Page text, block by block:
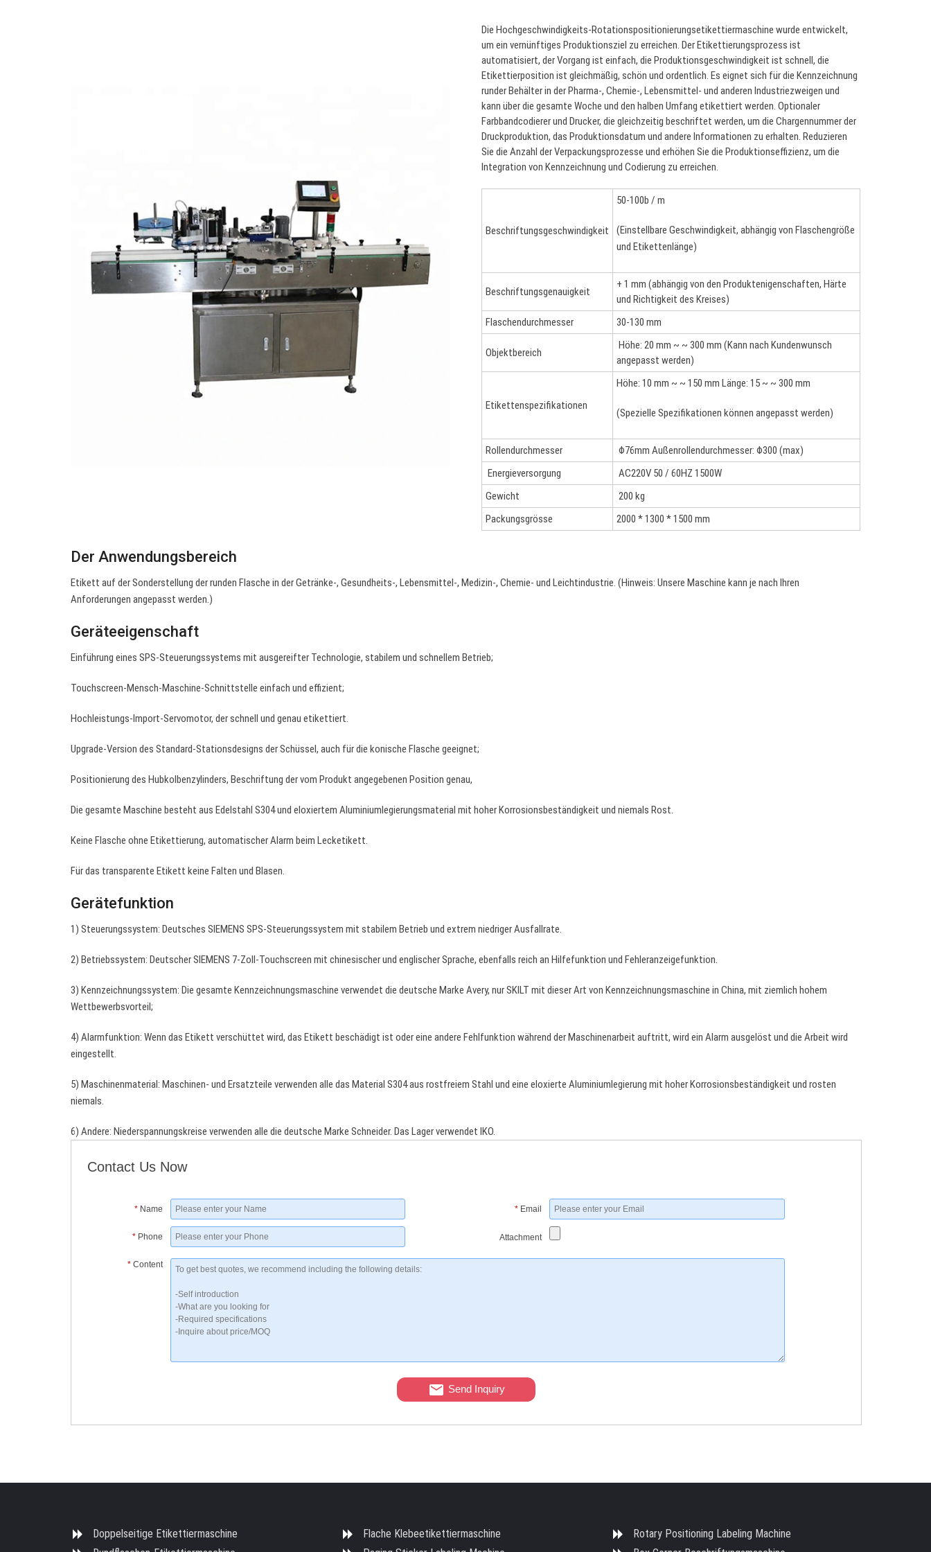
Die Hochgeschwindigkeits-Rotationspositionierungsetikettiermaschine wurde entwickelt,
um ein vernünftiges Produktionsziel zu erreichen. Der Etikettierungsprozess ist
automatisiert, der Vorgang ist einfach, die Produktionsgeschwindigkeit ist schnell, die
Etikettierposition ist gleichmäßig, schön und ordentlich. Es eignet sich für die Kennzeichnung
runder Behälter in der Pharma-, Chemie-, Lebensmittel- und anderen Industriezweigen und
kann über die gesamte Woche und den halben Umfang etikettiert werden. Optionaler
Farbbandcodierer und Drucker, die gleichzeitig beschriftet werden, um die Chargennummer der
Druckproduktion, das Produktionsdatum und andere Informationen zu erhalten. Reduzieren
Sie die Anzahl der Verpackungsprozesse und erhöhen Sie die Produktionseffizienz, um die
Integration von Kennzeichnung und Codierung zu erreichen.
Beschriftungsgeschwindigkeit
50-100b / m
(Einstellbare Geschwindigkeit, abhängig von Flaschengröße
und Etikettenlänge)
Beschriftungsgenauigkeit
+ 1 mm (abhängig von den Produktenigenschaften, Härte
und Richtigkeit des Kreises)
Flaschendurchmesser
30-130 mm
Objektbereich
Höhe: 20 mm ~ ~ 300 mm (Kann nach Kundenwunsch
angepasst werden)
Etikettenspezifikationen
Höhe: 10 mm ~ ~ 150 mm Länge: 15 ~ ~ 300 mm
(Spezielle Spezifikationen können angepasst werden)
Rollendurchmesser
Φ76mm Außenrollendurchmesser: Φ300 (max)
Energieversorgung
AC220V 50 / 60HZ 1500W
Gewicht
200 kg
Packungsgrösse
2000 * 1300 * 1500 mm
Der Anwendungsbereich
Etikett auf der Sonderstellung der runden Flasche in der Getränke-, Gesundheits-, Lebensmittel-, Medizin-, Chemie- und Leichtindustrie. (Hinweis: Unsere Maschine kann je nach Ihren
Anforderungen angepasst werden.)
Geräteeigenschaft
Einführung eines SPS-Steuerungssystems mit ausgereifter Technologie, stabilem und schnellem Betrieb;
Touchscreen-Mensch-Maschine-Schnittstelle einfach und effizient;
Hochleistungs-Import-Servomotor, der schnell und genau etikettiert.
Upgrade-Version des Standard-Stationsdesigns der Schüssel, auch für die konische Flasche geeignet;
Positionierung des Hubkolbenzylinders, Beschriftung der vom Produkt angegebenen Position genau,
Die gesamte Maschine besteht aus Edelstahl S304 und eloxiertem Aluminiumlegierungsmaterial mit hoher Korrosionsbeständigkeit und niemals Rost.
Keine Flasche ohne Etikettierung, automatischer Alarm beim Lecketikett.
Für das transparente Etikett keine Falten und Blasen.
Gerätefunktion
1) Steuerungssystem: Deutsches SIEMENS SPS-Steuerungssystem mit stabilem Betrieb und extrem niedriger Ausfallrate.
2) Betriebssystem: Deutscher SIEMENS 7-Zoll-Touchscreen mit chinesischer und englischer Sprache, ebenfalls reich an Hilfefunktion und Fehleranzeigefunktion.
3) Kennzeichnungssystem: Die gesamte Kennzeichnungsmaschine verwendet die deutsche Marke Avery, nur SKILT mit dieser Art von Kennzeichnungsmaschine in China, mit ziemlich hohem
Wettbewerbsvorteil;
4) Alarmfunktion: Wenn das Etikett verschüttet wird, das Etikett beschädigt ist oder eine andere Fehlfunktion während der Maschinenarbeit auftritt, wird ein Alarm ausgelöst und die Arbeit wird
eingestellt.
5) Maschinenmaterial: Maschinen- und Ersatzteile verwenden alle das Material S304 aus rostfreiem Stahl und eine eloxierte Aluminiumlegierung mit hoher Korrosionsbeständigkeit und rosten
niemals.
6) Andere: Niederspannungskreise verwenden alle die deutsche Marke Schneider. Das Lager verwendet IKO.
Contact Us Now
* Name * Email
* Phone Attachment
* Content
Send Inquiry
Doppelseitige Etikettiermaschine
Flache Klebeetikettiermaschine
Rotary Positioning Labeling Machine